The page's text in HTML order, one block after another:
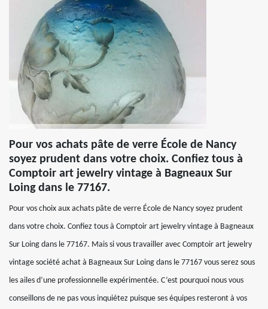
Pour vos achats pâte de verre École de Nancy
soyez prudent dans votre choix. Confiez tous à
Comptoir art jewelry vintage à Bagneaux Sur
Loing dans le 77167.
Pour vos choix aux achats pâte de verre École de Nancy soyez prudent
dans votre choix. Confiez tous à Comptoir art jewelry vintage à Bagneaux
Sur Loing dans le 77167. Mais si vous travailler avec Comptoir art jewelry
vintage société achat à Bagneaux Sur Loing dans le 77167 vous serez sous
les ailes d’une professionnelle expérimentée. C’est pourquoi nous vous
conseillons de ne pas vous inquiétez puisque ses équipes resteront à vos